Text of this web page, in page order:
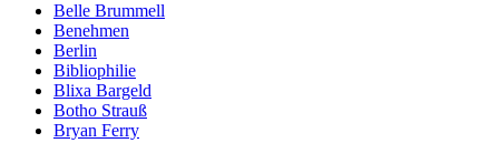
Belle Brummell
Benehmen
Berlin
Bibliophilie
Blixa Bargeld
Botho Strauß
Bryan Ferry